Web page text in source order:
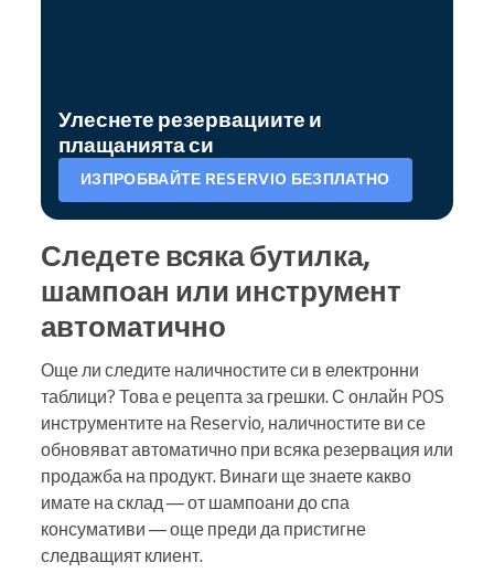
Улеснете резервациите и
плащанията си
ИЗПРОБВАЙТЕ RESERVIO БЕЗПЛАТНО
Следете всяка бутилка,
шампоан или инструмент
автоматично
Още ли следите наличностите си в електронни
таблици? Това е рецепта за грешки. С онлайн POS
инструментите на Reservio, наличностите ви се
обновяват автоматично при всяка резервация или
продажба на продукт. Винаги ще знаете какво
имате на склад — от шампоани до спа
консумативи — още преди да пристигне
следващият клиент.